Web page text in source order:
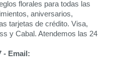
florales para todas las
aniversarios,
tarjetas de crédito. Visa,
y Cabal. Atendemos las 24
- Email: